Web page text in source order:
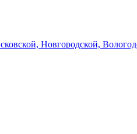
Новгородской,